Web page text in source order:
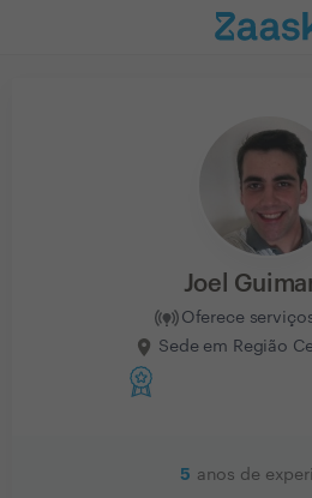
Joel
Oferece
Sede em Região
5 anos de